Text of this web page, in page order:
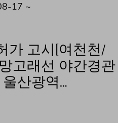
17 ~
가 고시[여천천/
고래선 야간경관
산광역…